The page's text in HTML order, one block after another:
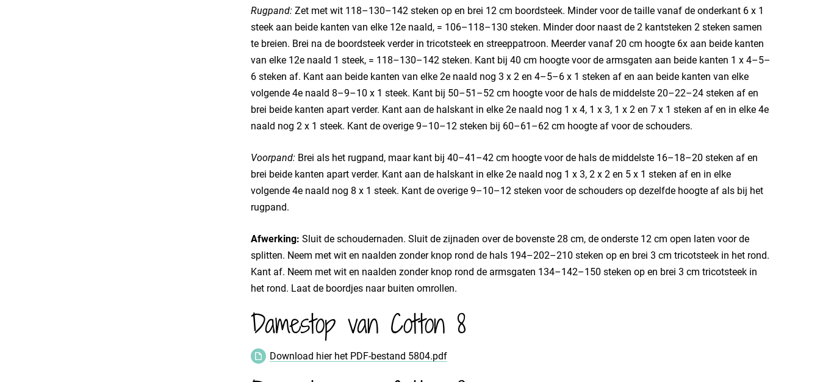
Rugpand:Zet met wit 118–130–142 steken op en brei 12 cm boordsteek. Minder voor de taille vanaf de onderkant 6 x 1
steek aan beide kanten van elke 12e naald, = 106–118–130 steken. Minder door naast de 2 kantsteken 2 steken samen
te breien. Brei na de boordsteek verder in tricotsteek en streeppatroon. Meerder vanaf 20 cm hoogte 6x aan beide kanten
van elke 12e naald 1 steek, = 118–130–142 steken. Kant bij 40 cm hoogte voor de armsgaten aan beide kanten 1 x 4–5–
6 steken af. Kant aan beide kanten van elke 2e naald nog 3 x 2 en 4–5–6 x 1 steken af en aan beide kanten van elke
volgende 4e naald 8–9–10 x 1 steek. Kant bij 50–51–52 cm hoogte voor de hals de middelste 20–22–24 steken af en
brei beide kanten apart verder. Kant aan de halskant in elke 2e naald nog 1 x 4, 1 x 3, 1 x 2 en 7 x 1 steken af en in elke 4e
naald nog 2 x 1 steek. Kant de overige 9–10–12 steken bij 60–61–62 cm hoogte af voor de schouders.
Voorpand:Brei als het rugpand, maar kant bij 40–41–42 cm hoogte voor de hals de middelste 16–18–20 steken af en
brei beide kanten apart verder. Kant aan de halskant in elke 2e naald nog 1 x 3, 2 x 2 en 5 x 1 steken af en in elke
volgende 4e naald nog 8 x 1 steek. Kant de overige 9–10–12 steken voor de schouders op dezelfde hoogte af als bij het
rugpand.
Afwerking: Sluit de schoudernaden. Sluit de zijnaden over de bovenste 28 cm, de onderste 12 cm open laten voor de
splitten. Neem met wit en naalden zonder knop rond de hals 194–202–210 steken op en brei 3 cm tricotsteek in het rond.
Kant af. Neem met wit en naalden zonder knop rond de armsgaten 134–142–150 steken op en brei 3 cm tricotsteek in
het rond. Laat de boordjes naar buiten omrollen.
Damestop van Cotton 8
Download hier het PDF-bestand 5804.pdf